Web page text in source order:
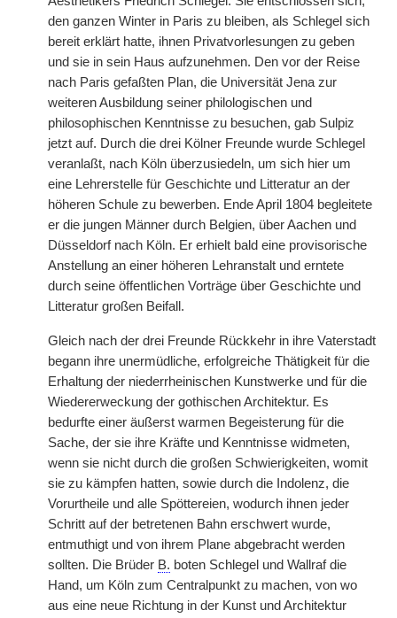
den ganzen Winter in Paris zu bleiben, als Schlegel sich
bereit erklärt hatte, ihnen Privatvorlesungen zu geben
und sie in sein Haus aufzunehmen. Den vor der Reise
nach Paris gefaßten Plan, die Universität Jena zur
weiteren Ausbildung seiner philologischen und
philosophischen Kenntnisse zu besuchen, gab Sulpiz
jetzt auf. Durch die drei Kölner Freunde wurde Schlegel
veranlaßt, nach Köln überzusiedeln, um sich hier um
eine Lehrerstelle für Geschichte und Litteratur an der
höheren Schule zu bewerben. Ende April 1804 begleitete
er die jungen Männer durch Belgien, über Aachen und
Düsseldorf nach Köln. Er erhielt bald eine provisorische
Anstellung an einer höheren Lehranstalt und erntete
durch seine öffentlichen Vorträge über Geschichte und
Litteratur großen Beifall.
Gleich nach der drei Freunde Rückkehr in ihre Vaterstadt
begann ihre unermüdliche, erfolgreiche Thätigkeit für die
Erhaltung der niederrheinischen Kunstwerke und für die
Wiedererweckung der gothischen Architektur. Es
bedurfte einer äußerst warmen Begeisterung für die
Sache, der sie ihre Kräfte und Kenntnisse widmeten,
wenn sie nicht durch die großen Schwierigkeiten, womit
sie zu kämpfen hatten, sowie durch die Indolenz, die
Vorurtheile und alle Spöttereien, wodurch ihnen jeder
Schritt auf der betretenen Bahn erschwert wurde,
entmuthigt und von ihrem Plane abgebracht werden
sollten. Die Brüder B. boten Schlegel und Wallraf die
Hand, um Köln zum Centralpunkt zu machen, von wo
aus eine neue Richtung in der Kunst und Architektur